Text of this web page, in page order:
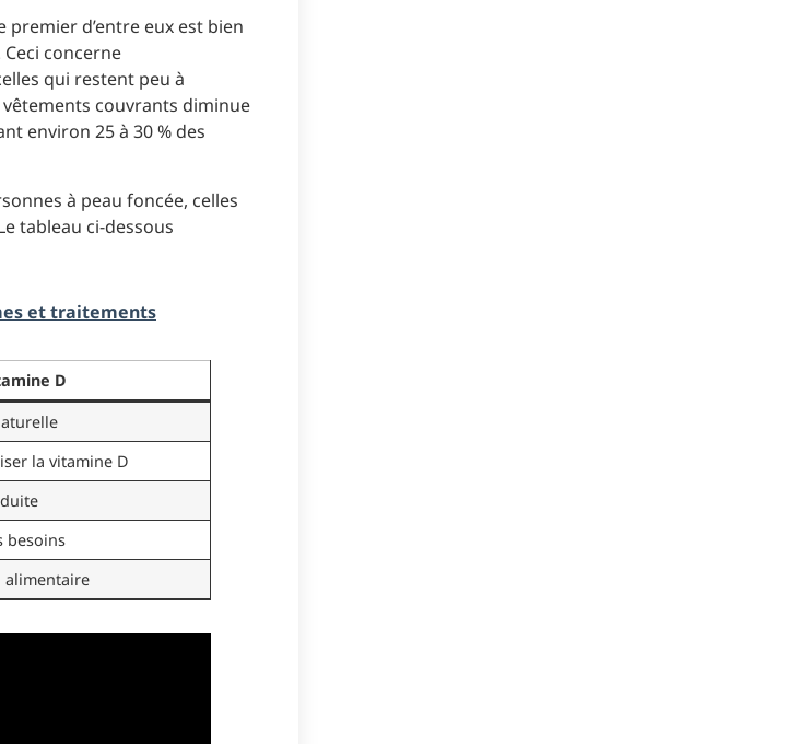
premier d’entre eux est bien
concerne
qui restent peu à
vêtements couvrants diminue
environ 25 à 30 % des
à peau foncée, celles
tableau ci-dessous
et traitements
D
la vitamine D
besoins
alimentaire